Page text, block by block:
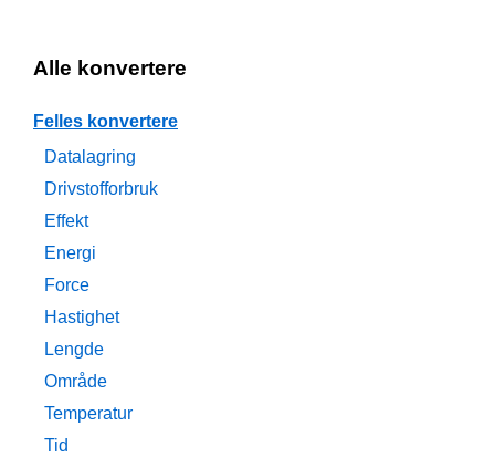
Alle konvertere
Felles konvertere
Datalagring
Drivstofforbruk
Effekt
Energi
Force
Hastighet
Lengde
Område
Temperatur
Tid